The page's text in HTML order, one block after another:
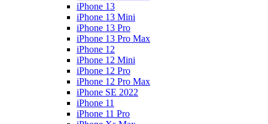
iPhone 13
iPhone 13 Mini
iPhone 13 Pro
iPhone 13 Pro Max
iPhone 12
iPhone 12 Mini
iPhone 12 Pro
iPhone 12 Pro Max
iPhone SE 2022
iPhone 11
iPhone 11 Pro